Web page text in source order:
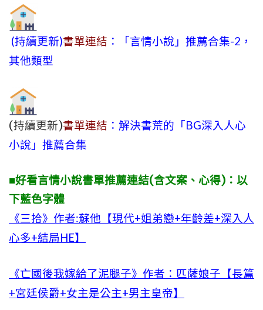
(持續更新)書單連結 ：「言情小說」推薦合集-2，
其他類型
(持續更新)書單連結 ：解決書荒的「BG深入人心
小說」推薦合集
■好看言情小說書單推薦連結(含文案、心得)：以
下藍色字體
《三拾》作者:蘇他【現代+姐弟戀+年齡差+深入人
心多+結局HE】
《亡國後我嫁給了泥腿子》作者：匹薩娘子【長篇
+宮廷侯爵+女主是公主+男主皇帝】